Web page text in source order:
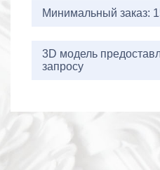
Минимальный заказ:
3D модель
запросу